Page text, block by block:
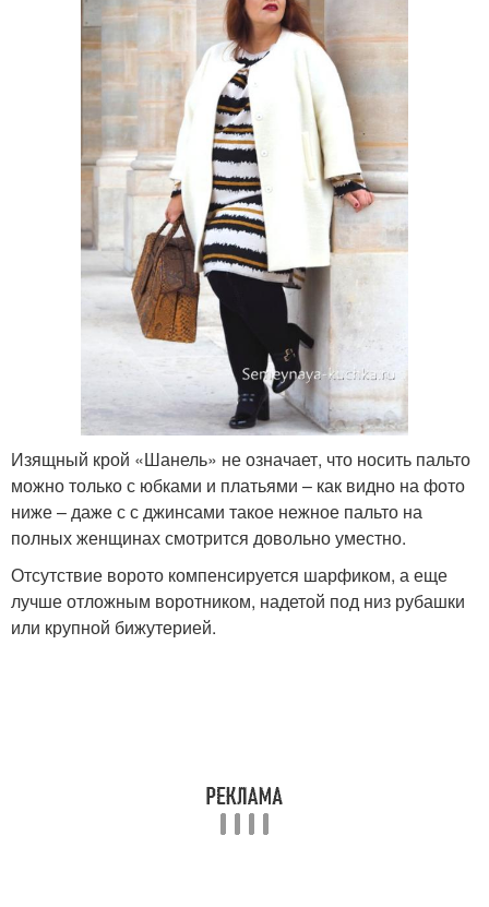
Изящный крой «Шанель» не означает, что носить пальто
можно только с юбками и платьями – как видно на фото
ниже – даже с с джинсами такое нежное пальто на
полных женщинах смотрится довольно уместно.
Отсутствие ворото компенсируется шарфиком, а еще
лучше отложным воротником, надетой под низ рубашки
или крупной бижутерией.